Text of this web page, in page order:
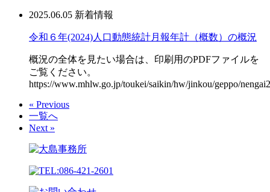
2025.06.05 新着情報
令和６年(2024)人口動態統計月報年計（概数）の概況
概況の全体を見たい場合は、印刷用のPDFファイルを
ご覧ください。
https://www.mhlw.go.jp/toukei/saikin/hw/jinkou/geppo/
« Previous
一覧へ
Next »